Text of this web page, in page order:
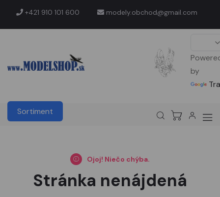
+421 910 101 600 modely.obchod@gmail.com
by
Sortiment
Ojoj! Niečo chýba.
Stránka nenájdená